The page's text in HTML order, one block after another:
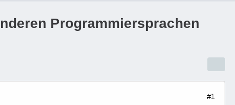
Programmiersprachen
#1